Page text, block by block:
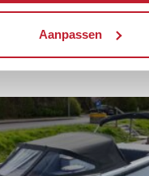
Aanpassen